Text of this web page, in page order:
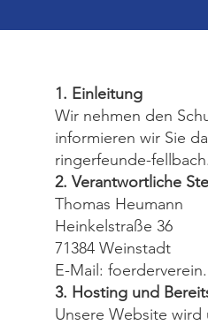
1. Einleitung
Wir nehmen den
informieren wir Sie
ringerfeunde-
2. Verantwortliche
Thomas Heumann
Heinkelstraße 36
71384 Weinstadt
E-Mail:
3. Hosting und
Unsere Website wird